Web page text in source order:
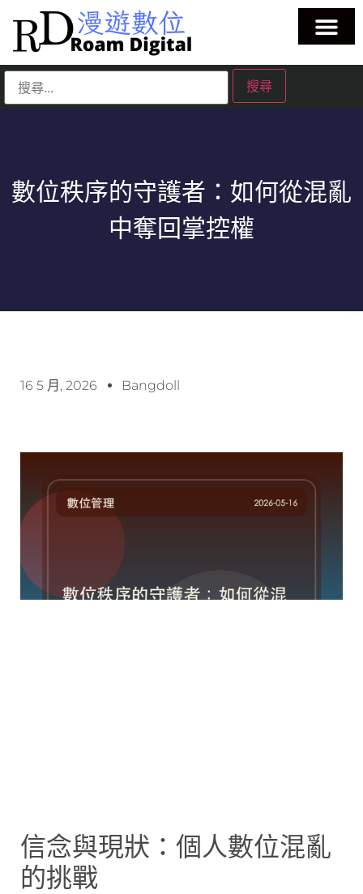
數位秩序的守護者：如何從混亂
中奪回掌控權
16 5 月, 2026 Bangdoll
信念與現狀：個人數位混亂
的挑戰